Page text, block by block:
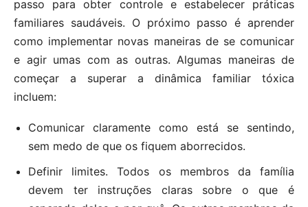
passo para obter controle e estabelecer práticas
familiares saudáveis. O próximo passo é aprender
como implementar novas maneiras de se comunicar
e agir umas com as outras. Algumas maneiras de
começar a superar a dinâmica familiar tóxica
incluem:
Comunicar claramente como está se sentindo,
sem medo de que os fiquem aborrecidos.
Definir limites. Todos os membros da família
devem ter instruções claras sobre o que é